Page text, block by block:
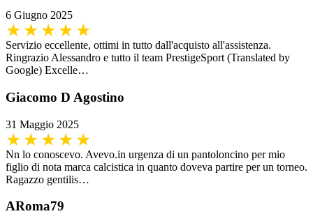
6 Giugno 2025
Servizio eccellente, ottimi in tutto dall'acquisto all'assistenza.
Ringrazio Alessandro e tutto il team PrestigeSport (Translated by
Google) Excelle…
Giacomo D Agostino
31 Maggio 2025
Nn lo conoscevo. Avevo.in urgenza di un pantoloncino per mio
figlio di nota marca calcistica in quanto doveva partire per un torneo.
Ragazzo gentilis…
ARoma79